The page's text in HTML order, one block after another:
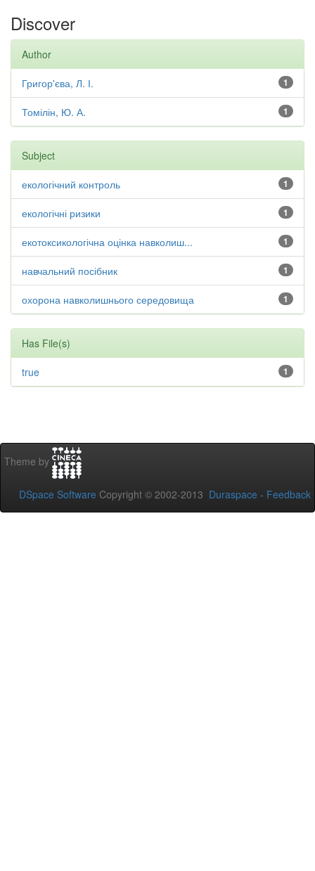
Discover
Author
1
Григор'єва, Л. І.
1
Томілін, Ю. А.
Subject
1
екологічний контроль
1
екологічні ризики
1
екотоксикологічна оцінка навколиш...
1
навчальний посібник
1
охорона навколишнього середовища
Has File(s)
1
true
Theme by
DSpace Software Copyright © 2002-2013 Duraspace - Feedback